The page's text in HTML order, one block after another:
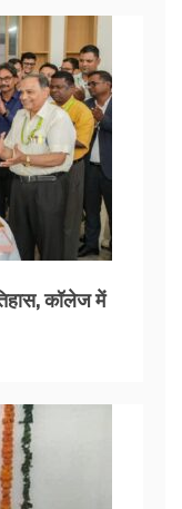
कॉलेज में